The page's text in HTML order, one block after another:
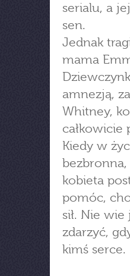
serialu, a
sen.
Jednak
mama
amnezją,
Whitney,
całkowicie
Kiedy w
kobieta
pomóc,
sił. Nie
zdarzyć,
kimś serce.